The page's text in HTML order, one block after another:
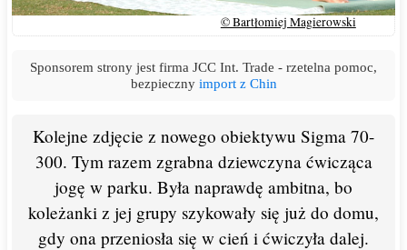
© Bartłomiej Magierowski
Sponsorem strony jest firma JCC Int. Trade - rzetelna pomoc,
bezpieczny import z Chin
Kolejne zdjęcie z nowego obiektywu Sigma 70-
300. Tym razem zgrabna dziewczyna ćwicząca
jogę w parku. Była naprawdę ambitna, bo
koleżanki z jej grupy szykowały się już do domu,
gdy ona przeniosła się w cień i ćwiczyła dalej.